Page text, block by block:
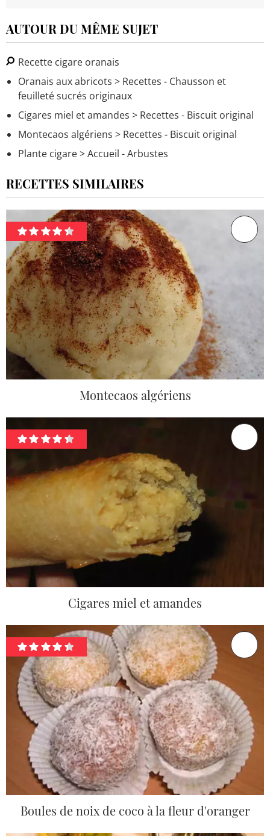
AUTOUR DU MÊME SUJET
Recette cigare oranais
Oranais aux abricots > Recettes - Chausson et
feuilleté sucrés originaux
Cigares miel et amandes > Recettes - Biscuit original
Montecaos algériens > Recettes - Biscuit original
Plante cigare> Accueil - Arbustes
RECETTES SIMILAIRES
Montecaos algériens
Cigares miel et amandes
Boules de noix de coco à la fleur d'oranger